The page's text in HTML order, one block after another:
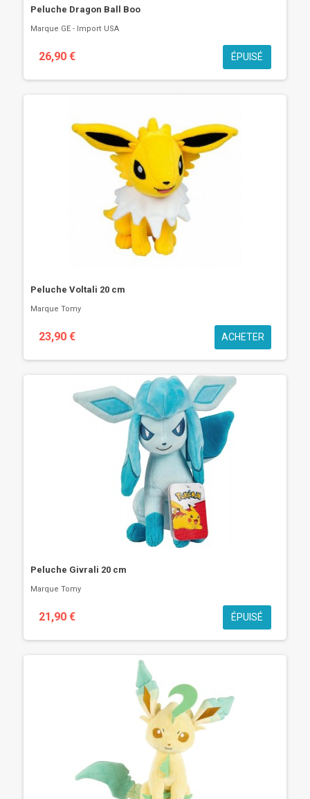
Peluche Dragon Ball Boo
Marque GE - Import USA
26,90 € ÉPUISÉ
Peluche Voltali 20 cm
Marque Tomy
23,90 € ACHETER
Peluche Givrali 20 cm
Marque Tomy
21,90 € ÉPUISÉ